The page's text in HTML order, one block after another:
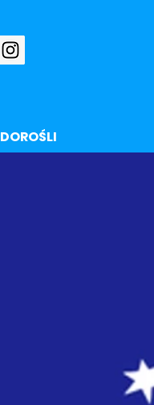
DOROŚLI